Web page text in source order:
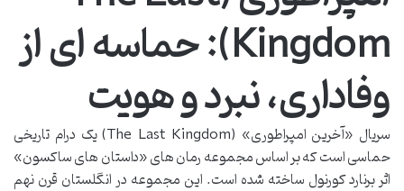
Kingdom): حماسه ای از
وفاداری، نبرد و هویتسریال «آخرین امپراطوری» (The Last Kingdom) یک درام تاریخی
حماسی است که بر اساس مجموعه رمان های «داستان های ساکسون»
اثر برنارد کورنول ساخته شده است. این مجموعه در انگلستان قرن نهم